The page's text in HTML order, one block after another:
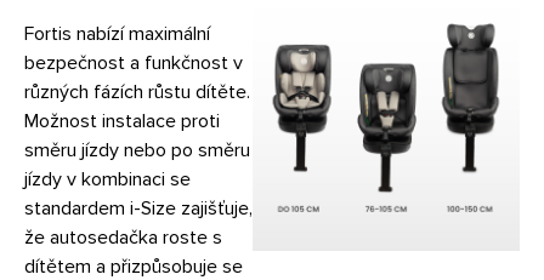
Fortis nabízí maximální
bezpečnost a funkčnost v
různých fázích růstu dítěte.
Možnost instalace proti
směru jízdy nebo po směru
jízdy v kombinaci se
standardem i-Size zajišťuje,
že autosedačka roste s
dítětem a přizpůsobuje se